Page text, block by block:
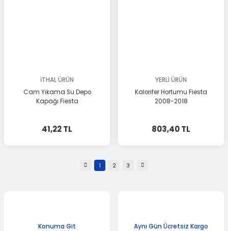
İTHAL ÜRÜN
Cam Yıkama Su Depo
Kapağı Fiesta
41,22 TL
YERLİ ÜRÜN
Kalorifer Hortumu Fiesta
2008-2018
803,40 TL
1 2 3
Konuma Git Aynı Gün Ücretsiz Kargo